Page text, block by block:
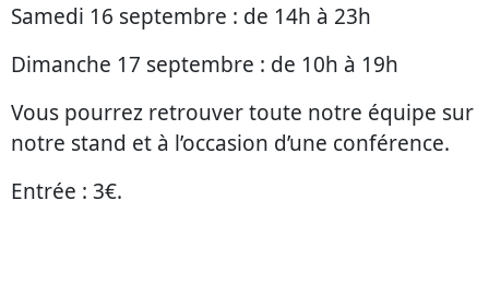
Samedi 16 septembre : de 14h à 23h
Dimanche 17 septembre : de 10h à 19h
Vous pourrez retrouver toute notre équipe sur
notre stand et à l’occasion d’une conférence.
Entrée : 3€.